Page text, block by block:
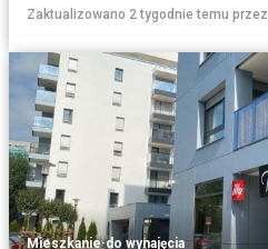
Zaktualizowano 2 tygodnie temu przez
Mieszkanie·do wynajęcia